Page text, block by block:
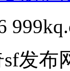
发布